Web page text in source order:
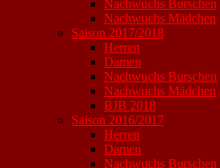
Nachwuchs Burschen
Nachwuchs Mädchen
Saison 2017/2018
Herren
Damen
Nachwuchs Burschen
Nachwuchs Mädchen
BJB 2018
Saison 2016/2017
Herren
Damen
Nachwuchs Burschen